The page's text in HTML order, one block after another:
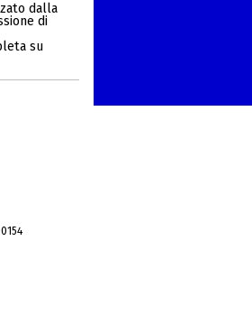
dalla
di
su